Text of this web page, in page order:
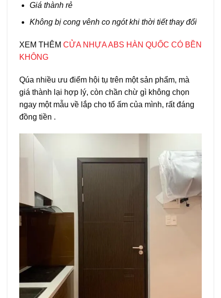
Giá thành rẻ
Không bị cong vênh co ngót khi thời tiết thay đổi
XEM THÊM CỬA NHỰA ABS HÀN QUỐC CÓ BỀN
KHÔNG
Qúa nhiều ưu điểm hội tụ trên một sản phẩm, mà
giá thành lại hợp lý, còn chần chừ gì không chọn
ngay một mẫu về lắp cho tổ ấm của mình, rất đáng
đồng tiền .